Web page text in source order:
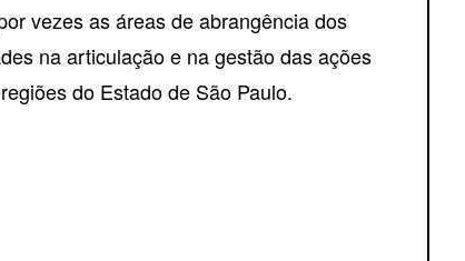
vezes as áreas de abrangência dos
na articulação e na gestão das ações
do Estado de São Paulo.